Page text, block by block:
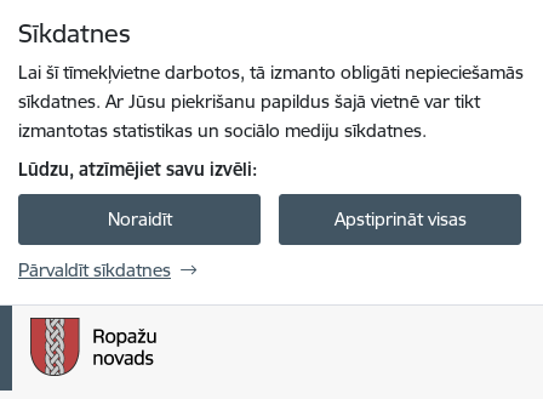
Sīkdatnes
Lai šī tīmekļvietne darbotos, tā izmanto obligāti nepieciešamās
sīkdatnes. Ar Jūsu piekrišanu papildus šajā vietnē var tikt
izmantotas statistikas un sociālo mediju sīkdatnes.
Lūdzu, atzīmējiet savu izvēli:
Noraidīt Apstiprināt visas
Pārvaldīt sīkdatnes